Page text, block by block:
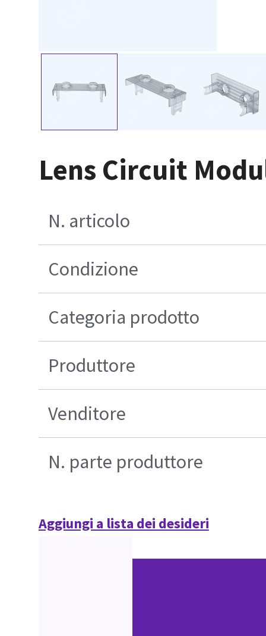
Lens Circuit
N. articolo
Condizione
Categoria prodotto
Produttore
Venditore
N. parte produttore
Aggiungi a lista dei desideri